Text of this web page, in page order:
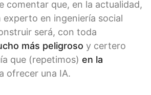
comentar que, en la actualidad,
experto en ingeniería social
será, con toda
más peligroso y certero
que (repetimos) en la
ofrecer una IA.